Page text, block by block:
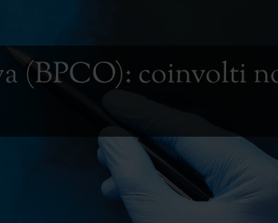
(BPCO): coinvolti